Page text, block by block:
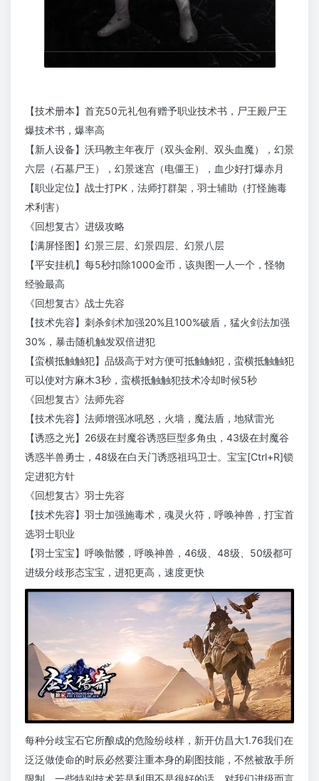
【技术册本】首充50元礼包有赠予职业技术书，尸王殿尸王
爆技术书，爆率高
【新人设备】沃玛教主年夜厅（双头金刚、双头血魔），幻景
六层（石墓尸王），幻景迷宫（电僵王），血少好打爆赤月
【职业定位】战士打PK，法师打群架，羽士辅助（打怪施毒
术利害）
《回想复古》进级攻略
【满屏怪图】幻景三层、幻景四层、幻景八层
【平安挂机】每5秒扣除1000金币，该舆图一人一个，怪物
经验最高
《回想复古》战士先容
【技术先容】刺杀剑术加强20%且100%破盾，猛火剑法加强
30%，暴击随机触发双倍进犯
【蛮横抵触触犯】品级高于对方便可抵触触犯，蛮横抵触触犯
可以使对方麻木3秒，蛮横抵触触犯技术冷却时候5秒
《回想复古》法师先容
【技术先容】法师增强冰吼怒，火墙，魔法盾，地狱雷光
【诱惑之光】26级在封魔谷诱惑巨型多角虫，43级在封魔谷
诱惑半兽勇士，48级在白天门诱惑祖玛卫士。宝宝[Ctrl+R]锁
定进犯方针
《回想复古》羽士先容
【技术先容】羽士加强施毒术，魂灵火符，呼唤神兽，打宝首
选羽士职业
【羽士宝宝】呼唤骷髅，呼唤神兽，46级、48级、50级都可
进级分歧形态宝宝，进犯更高，速度更快
每种分歧宝石它所酿成的危险纷歧样，新开仿昌大1.76我们在
泛泛做使命的时辰必然要注重本身的刷图技能，不然被敌手所
限制，一些特别技术若是利用不是很好的话，对我们进级而言